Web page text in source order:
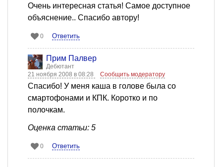
Очень интересная статья! Самое доступное
объяснение.. Спасибо автору!
0 Ответить
Прим Палвер
Дебютант
21 ноября 2008 в 08:28
Сообщить модератору
Спасибо! У меня каша в голове была со
смартофонами и КПК. Коротко и по
полочкам.
Оценка статьи: 5
0 Ответить